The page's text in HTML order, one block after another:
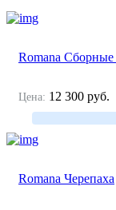
Romana
Цена: 12 300 руб.
Romana Черепаха